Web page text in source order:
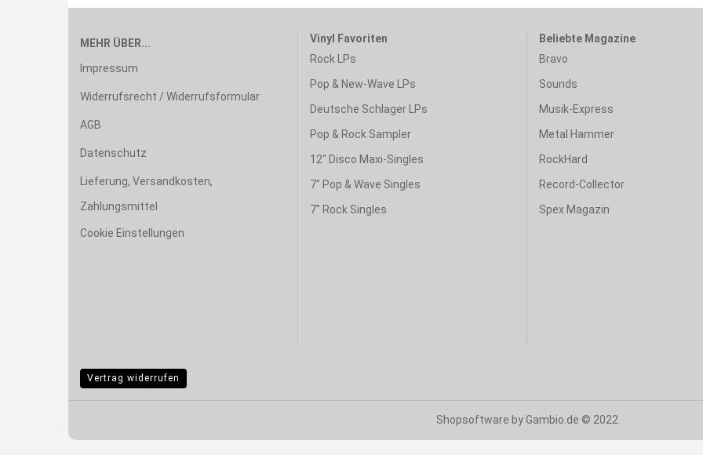
MEHR ÜBER...
Impressum
Widerrufsrecht / Widerrufsformular
AGB
Datenschutz
Lieferung, Versandkosten,
Zahlungsmittel
Cookie Einstellungen
Vinyl Favoriten
Rock LPs
Pop & New-Wave LPs
Deutsche Schlager LPs
Pop & Rock Sampler
12" Disco Maxi-Singles
7" Pop & Wave Singles
7" Rock Singles
Beliebte Magazine
Bravo
Sounds
Musik-Express
Metal Hammer
RockHard
Record-Collector
Spex Magazin
Vertrag widerrufen
Shopsoftware by Gambio.de © 2022